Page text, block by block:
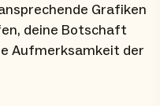
Grafiken
deine Botschaft
Aufmerksamkeit der